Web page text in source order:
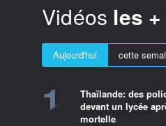
Vidéos les
Aujourd'hui cette
1
Thaïlande: des
devant un lycée
mortelle